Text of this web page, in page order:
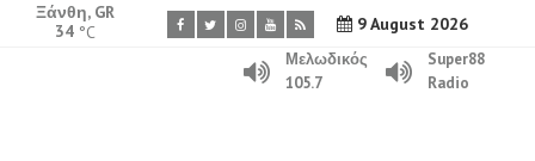
9 August 2026
Ξάνθη, GR
34 °C
Μελωδικός
105.7
Super88
Radio